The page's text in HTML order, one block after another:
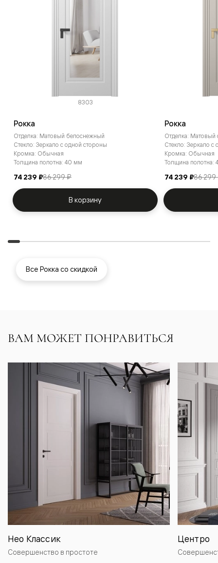
8303
Рокка
Отделка: Матовый белоснежный
Стекло: Зеркало с одной стороны
Кромка: Обычная
Толщина полотна: 40 мм
74 239 ₽86 299 ₽
В корзину
Рокка
Отделка: Матовый
Стекло: Зеркало с
Кромка: Обычная
Толщина полотна:
74 239 ₽86 299
Все Рокка со скидкой
ВАМ МОЖЕТ ПОНРАВИТЬСЯ
Нео Классик
Совершенство в простоте
Центро